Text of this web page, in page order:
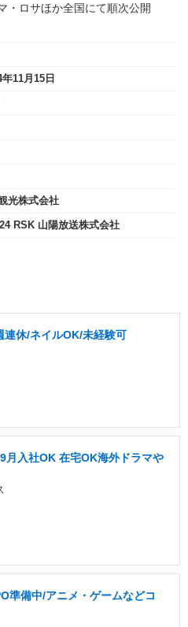
・ロサほか全国にて順次公開
年11月15日
光株式会社
RSK 山陽放送株式会社
連休/ネイルOK/未経験可
月入社OK 在宅OK海外ドラマや
準備中/アニメ・ゲームなどコ